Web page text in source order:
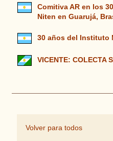
Comitiva AR en los
Niten en Guarujá,
30 años del Instituto
VICENTE: COLECTA
Volver para todos